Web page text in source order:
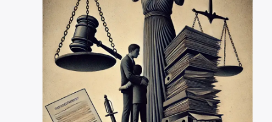
une
sous-
estimée
en
quête
d’innovation